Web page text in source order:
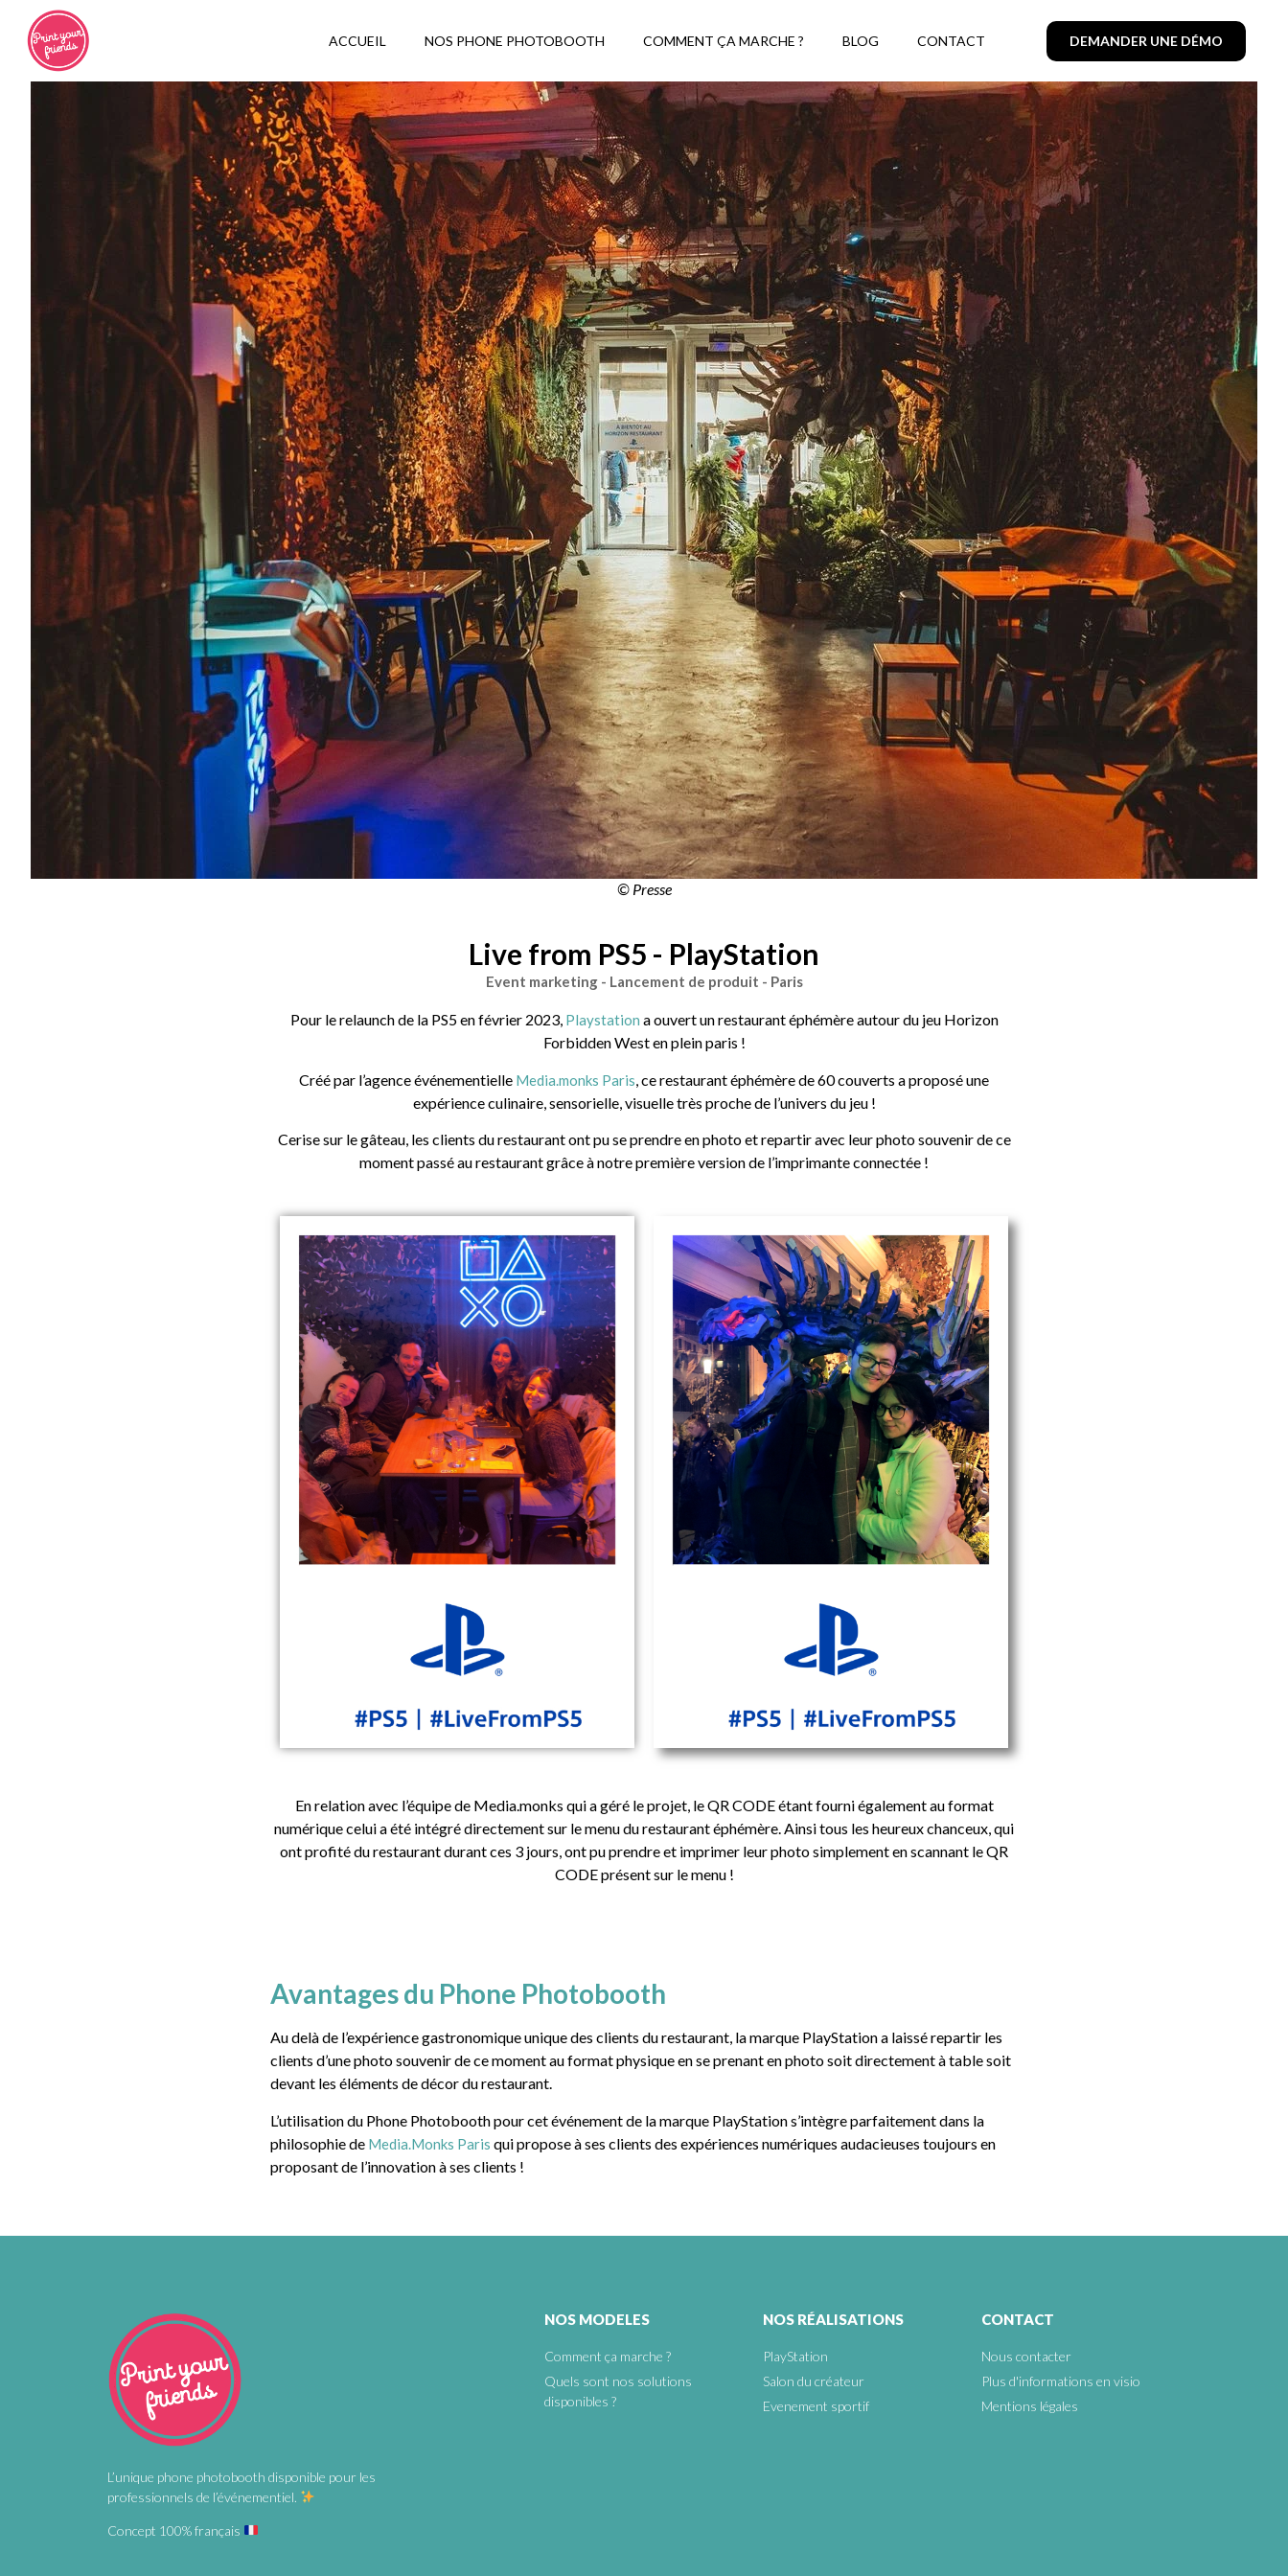
ACCUEIL NOS PHONE PHOTOBOOTH COMMENT ÇA MARCHE ? BLOG CONTACT DEMANDER UNE DÉMO
© Presse
Live from PS5 - PlayStation
Event marketing - Lancement de produit - Paris
Pour le relaunch de la PS5 en février 2023, Playstation a ouvert un restaurant éphémère autour du jeu Horizon
Forbidden West en plein paris !
Créé par l’agence événementielle Media.monks Paris , ce restaurant éphémère de 60 couverts a proposé une
expérience culinaire, sensorielle, visuelle très proche de l’univers du jeu !
Cerise sur le gâteau, les clients du restaurant ont pu se prendre en photo et repartir avec leur photo souvenir de ce
moment passé au restaurant grâce à notre première version de l’imprimante connectée !
En relation avec l’équipe de Media.monks qui a géré le projet, le QR CODE étant fourni également au format
numérique celui a été intégré directement sur le menu du restaurant éphémère. Ainsi tous les heureux chanceux, qui
ont profité du restaurant durant ces 3 jours, ont pu prendre et imprimer leur photo simplement en scannant le QR
CODE présent sur le menu !
Avantages du Phone Photobooth
Au delà de l’expérience gastronomique unique des clients du restaurant, la marque PlayStation a laissé repartir les
clients d’une photo souvenir de ce moment au format physique en se prenant en photo soit directement à table soit
devant les éléments de décor du restaurant.
L’utilisation du Phone Photobooth pour cet événement de la marque PlayStation s’intègre parfaitement dans la
philosophie de Media.Monks Paris qui propose à ses clients des expériences numériques audacieuses toujours en
proposant de l’innovation à ses clients !
L’unique phone photobooth disponible pour les
professionnels de l’événementiel.
Concept 100% français
NOS MODELES
Comment ça marche ?
Quels sont nos solutions
disponibles ?
NOS RÉALISATIONS
PlayStation
Salon du créateur
Evenement sportif
CONTACT
Nous contacter
Plus d'informations en visio
Mentions légales